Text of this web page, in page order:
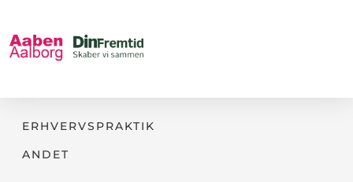
ERHVERVSPRAKTIK
ANDET